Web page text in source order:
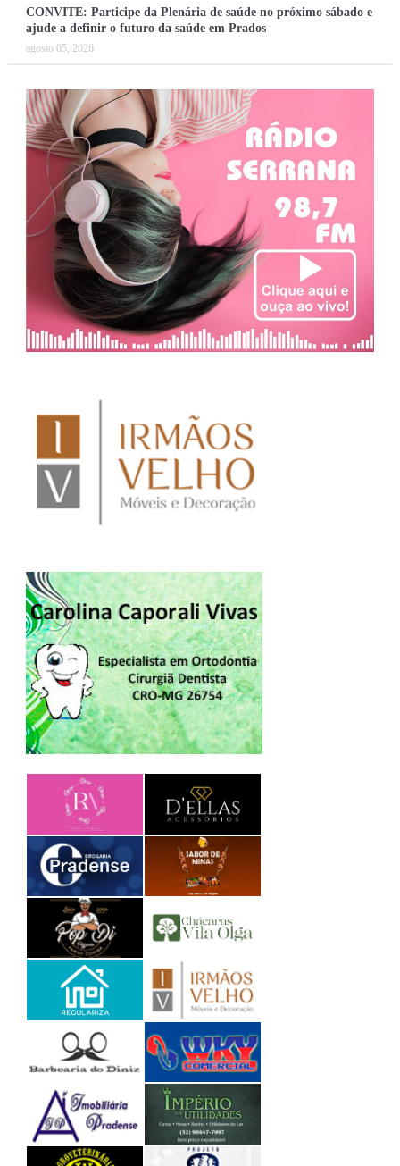
CONVITE: Participe da Plenária de saúde no próximo sábado e
ajude a definir o futuro da saúde em Prados
agosto 05, 2026